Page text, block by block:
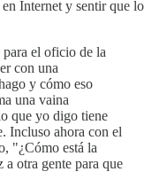
Internet y sentir que lo
para el oficio de la
con una
y cómo eso
una vaina
que yo digo tiene
Incluso ahora con el
"¿Cómo está la
a otra gente para que